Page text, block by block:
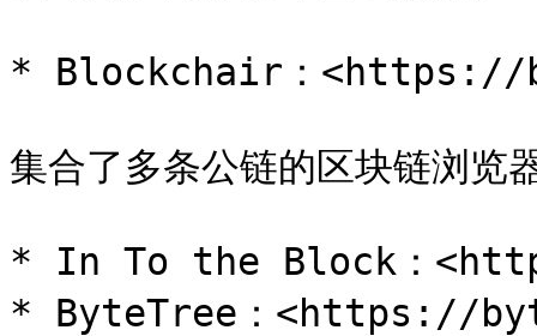
* Blockchair：<https://
集合了多条公链的区块链浏览
* In To the Block：
* ByteTree：<https://